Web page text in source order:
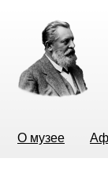
О музее